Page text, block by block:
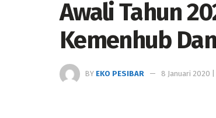
Awali Tahun
Kemenhub
BY EKO PESIBAR 8 Januari 2020 |